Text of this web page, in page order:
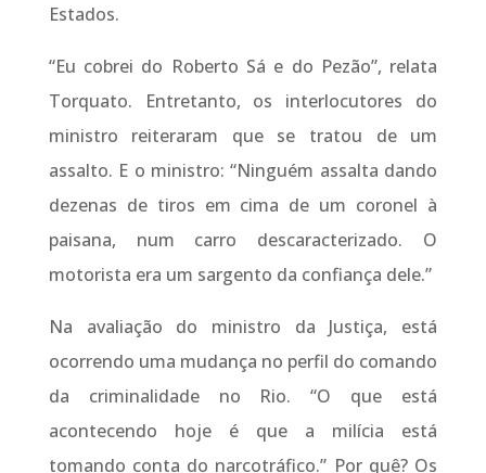
Estados.
“Eu cobrei do Roberto Sá e do Pezão”, relata
Torquato. Entretanto, os interlocutores do
ministro reiteraram que se tratou de um
assalto. E o ministro: “Ninguém assalta dando
dezenas de tiros em cima de um coronel à
paisana, num carro descaracterizado. O
motorista era um sargento da confiança dele.”
Na avaliação do ministro da Justiça, está
ocorrendo uma mudança no perfil do comando
da criminalidade no Rio. “O que está
acontecendo hoje é que a milícia está
tomando conta do narcotráfico.” Por quê? Os